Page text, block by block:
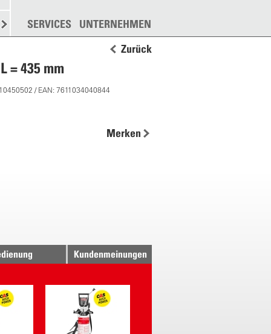
STREUEN WEITERE
SERVICES
UNTERNEHMEN
Zurück
= 435 mm
/ EAN: 7611034040844
Merken
Kundenmeinungen